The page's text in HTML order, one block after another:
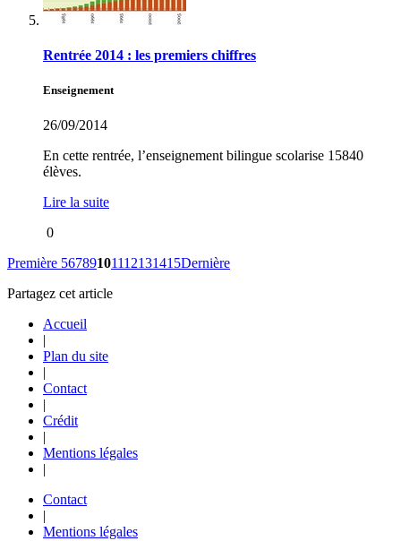
Rentrée 2014 : les premiers chiffres
Enseignement
26/09/2014
En cette rentrée, l’enseignement bilingue scolarise 15840
élèves.
Lire la suite
0
Première 56789101112131415Dernière
Partagez cet article
Accueil
|
Plan du site
|
Contact
|
Crédit
|
Mentions légales
|
Contact
|
Mentions légales